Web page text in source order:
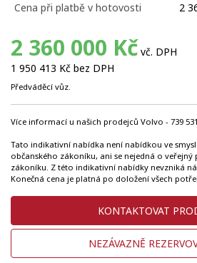
Cena při platbě v hotovosti
2
2 360 000 Kč vč. DPH
1 950 413 Kč bez DPH
Předváděcí vůz.
Více informací u našich prodejců Volvo - 739
Tato indikativní nabídka není nabídkou ve
občanského zákoníku, ani se nejedná o veřejný
zákoníku. Z této indikativní nabídky nevzniká
Konečná cena je platná po doložení všech
KONTAKTOVAT
NEZÁVAZNĚ